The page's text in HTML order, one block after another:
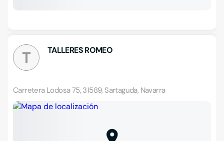
T TALLERES ROMEO
Carretera Lodosa 75, 31589, Sartaguda, Navarra